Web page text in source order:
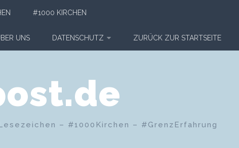
#1000 KIRCHEN
UNS DATENSCHUTZ ZURÜCK ZUR STARTSEITE
– #1000Kirchen – #GrenzErfahrung